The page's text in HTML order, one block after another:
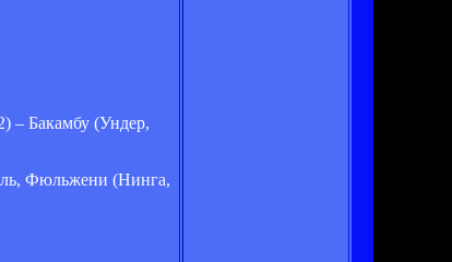
– Бакамбу (Ундер,
Фюльжени (Нинга,